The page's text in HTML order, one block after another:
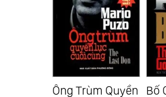
Bố Già (Mario